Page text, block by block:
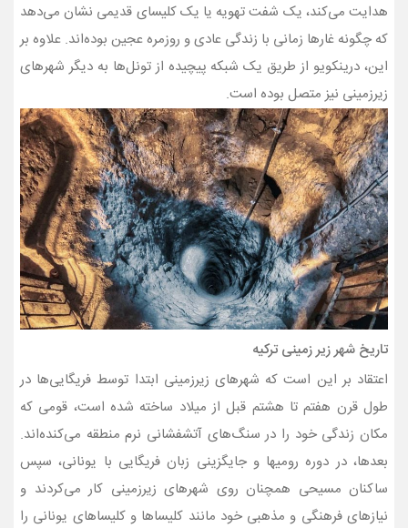
هدایت می‌کند، یک شفت تهویه یا یک کلیسای قدیمی نشان می‌دهد
که چگونه غارها زمانی با زندگی عادی و روزمره عجین بوده‌اند. علاوه بر
این، درينکويو از طریق یک شبکه پیچیده از تونل‌ها به دیگر شهرهای
زیرزمینی نیز متصل بوده است.
تاریخ شهر زیر زمینی ترکیه
اعتقاد بر این است که شهرهای زیرزمینی ابتدا توسط فریگایی‌ها در
طول قرن هفتم تا هشتم قبل از میلاد ساخته شده است، قومی که
مکان زندگی خود را در سنگ‌های آتشفشانی نرم منطقه می‌کنده‌اند.
بعدها، در دوره رومیها و جایگزینی زبان فریگایی با یونانی، سپس
ساکنان مسیحی همچنان روی شهرهای زیرزمینی کار می‌کردند و
نیازهای فرهنگی و مذهبی خود مانند کلیساها و کلیساهای یونانی را